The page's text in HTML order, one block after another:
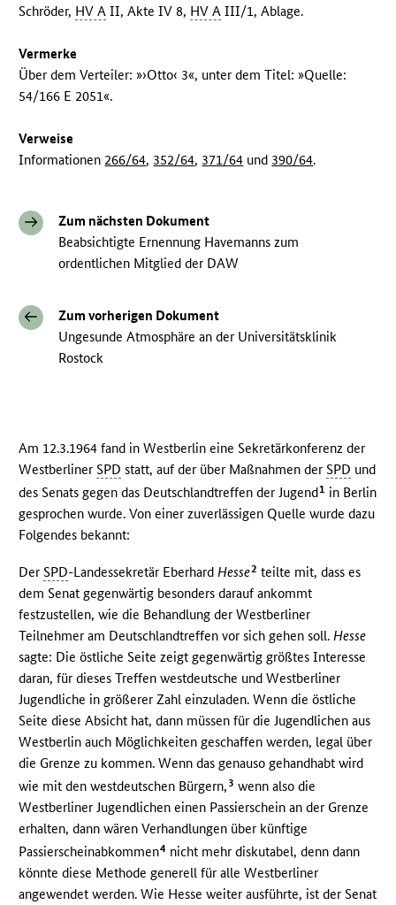
Schröder, HV A II, Akte IV 8, HV A III/1, Ablage.
Vermerke
Über dem Verteiler: »›Otto‹ 3«, unter dem Titel: »Quelle:
54/166 E 2051«.
Verweise
Informationen 266/64, 352/64, 371/64 und 390/64.
Zum nächsten Dokument
Beabsichtigte Ernennung Havemanns zum
ordentlichen Mitglied der DAW
Zum vorherigen Dokument
Ungesunde Atmosphäre an der Universitätsklinik
Rostock
Am 12.3.1964 fand in Westberlin eine Sekretärkonferenz der
WestberlinerSPD statt, auf der über Maßnahmen derSPD und
des Senats gegen das Deutschlandtreffen der Jugend1 in Berlin
gesprochen wurde. Von einer zuverlässigen Quelle wurde dazu
Folgendes bekannt:
DerSPD-Landessekretär EberhardHesse2 teilte mit, dass es
dem Senat gegenwärtig besonders darauf ankommt
festzustellen, wie die Behandlung der Westberliner
Teilnehmer am Deutschlandtreffen vor sich gehen soll.Hesse
sagte: Die östliche Seite zeigt gegenwärtig größtes Interesse
daran, für dieses Treffen westdeutsche und Westberliner
Jugendliche in größerer Zahl einzuladen. Wenn die östliche
Seite diese Absicht hat, dann müssen für die Jugendlichen aus
Westberlin auch Möglichkeiten geschaffen werden, legal über
die Grenze zu kommen. Wenn das genauso gehandhabt wird
wie mit den westdeutschen Bürgern,3 wenn also die
Westberliner Jugendlichen einen Passierschein an der Grenze
erhalten, dann wären Verhandlungen über künftige
Passierscheinabkommen4 nicht mehr diskutabel, denn dann
könnte diese Methode generell für alle Westberliner
angewendet werden. Wie Hesse weiter ausführte, ist der Senat